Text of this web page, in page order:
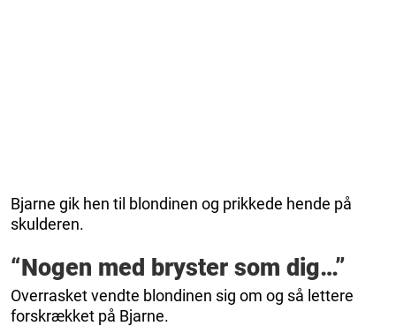
Bjarne gik hen til blondinen og prikkede hende på
skulderen.
“Nogen med bryster som dig…”
Overrasket vendte blondinen sig om og så lettere
forskrækket på Bjarne.